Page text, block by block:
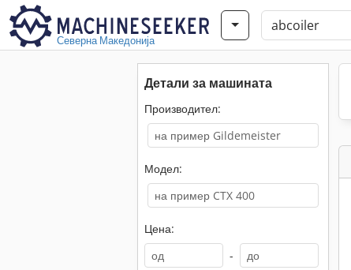
Северна Македонија
Детали за машината
Производител:
Модел:
Цена:
-